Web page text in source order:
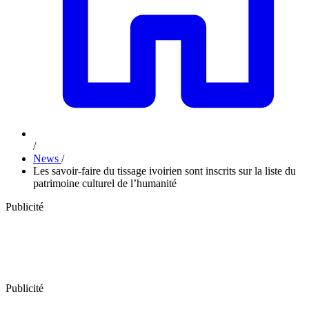
/
News /
Les savoir-faire du tissage ivoirien sont inscrits sur la liste du
patrimoine culturel de l’humanité
Publicité
Publicité